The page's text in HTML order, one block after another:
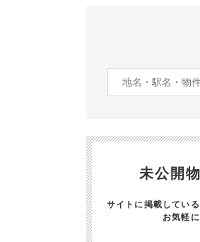
未公開
サイトに掲載してい
お気軽